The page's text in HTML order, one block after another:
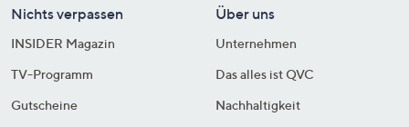
Nichts verpassen
INSIDER Magazin
TV-Programm
Gutscheine
Über uns
Unternehmen
Das alles ist QVC
Nachhaltigkeit